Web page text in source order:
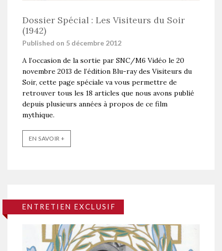
Dossier Spécial : Les Visiteurs du Soir
(1942)
Published on 5 décembre 2012
A l’occasion de la sortie par SNC/M6 Vidéo le 20
novembre 2013 de l’édition Blu-ray des Visiteurs du
Soir, cette page spéciale va vous permettre de
retrouver tous les 18 articles que nous avons publié
depuis plusieurs années à propos de ce film
mythique.
EN SAVOIR +
ENTRETIEN EXCLUSIF